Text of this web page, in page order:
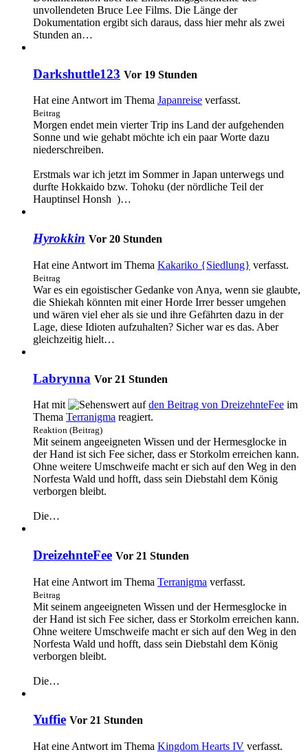
unvollendeten Bruce Lee Films. Die Länge der
Dokumentation ergibt sich daraus, dass hier mehr als zwei
Stunden an…
Darkshuttle123 Vor 19 Stunden
Hat eine Antwort im Thema Japanreise verfasst.
Beitrag
Morgen endet mein vierter Trip ins Land der aufgehenden
Sonne und wie gehabt möchte ich ein paar Worte dazu
niederschreiben.
Erstmals war ich jetzt im Sommer in Japan unterwegs und
durfte Hokkaido bzw. Tohoku (der nördliche Teil der
Hauptinsel Honsh )…
Hyrokkin Vor 20 Stunden
Hat eine Antwort im Thema Kakariko {Siedlung} verfasst.
Beitrag
War es ein egoistischer Gedanke von Anya, wenn sie glaubte,
die Shiekah könnten mit einer Horde Irrer besser umgehen
und wären viel eher als sie und ihre Gefährten dazu in der
Lage, diese Idioten aufzuhalten? Sicher war es das. Aber
gleichzeitig hielt…
Labrynna Vor 21 Stunden
Hat mit aufden Beitrag von DreizehnteFee im
Thema Terranigma reagiert.
Reaktion (Beitrag)
Mit seinem angeeigneten Wissen und der Hermesglocke in
der Hand ist sich Fee sicher, dass er Storkolm erreichen kann.
Ohne weitere Umschweife macht er sich auf den Weg in den
Norfesta Wald und hofft, dass sein Diebstahl dem König
verborgen bleibt.
Die…
DreizehnteFee Vor 21 Stunden
Hat eine Antwort im Thema Terranigma verfasst.
Beitrag
Mit seinem angeeigneten Wissen und der Hermesglocke in
der Hand ist sich Fee sicher, dass er Storkolm erreichen kann.
Ohne weitere Umschweife macht er sich auf den Weg in den
Norfesta Wald und hofft, dass sein Diebstahl dem König
verborgen bleibt.
Die…
Yuffie Vor 21 Stunden
Hat eine Antwort im Thema Kingdom Hearts IV verfasst.